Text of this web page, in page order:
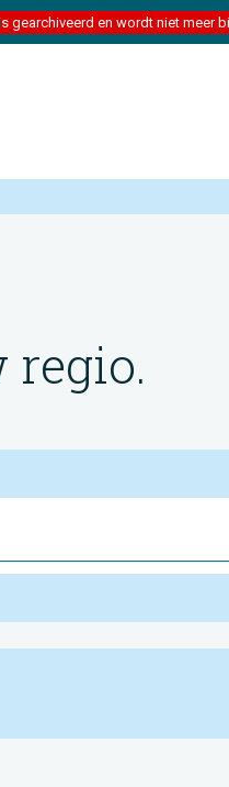
gearchiveerd en wordt niet meer